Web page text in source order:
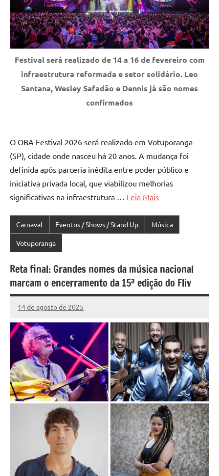
Festival será realizado de 14 a 16 de fevereiro com
infraestrutura reformada e setor solidário. Leo
Santana, Wesley Safadão e Dennis já são nomes
confirmados
O OBA Festival 2026 será realizado em Votuporanga
(SP), cidade onde nasceu há 20 anos. A mudança foi
definida após parceria inédita entre poder público e
iniciativa privada local, que viabilizou melhorias
significativas na infraestrutura … Leia Mais
Carnaval Eventos / Shows / Stand Up Música
Votuporanga
Reta final: Grandes nomes da música nacional
marcam o encerramento da 15ª edição do Fliv
14 de agosto de 2025
Marcelo
Fachin
50
comentários